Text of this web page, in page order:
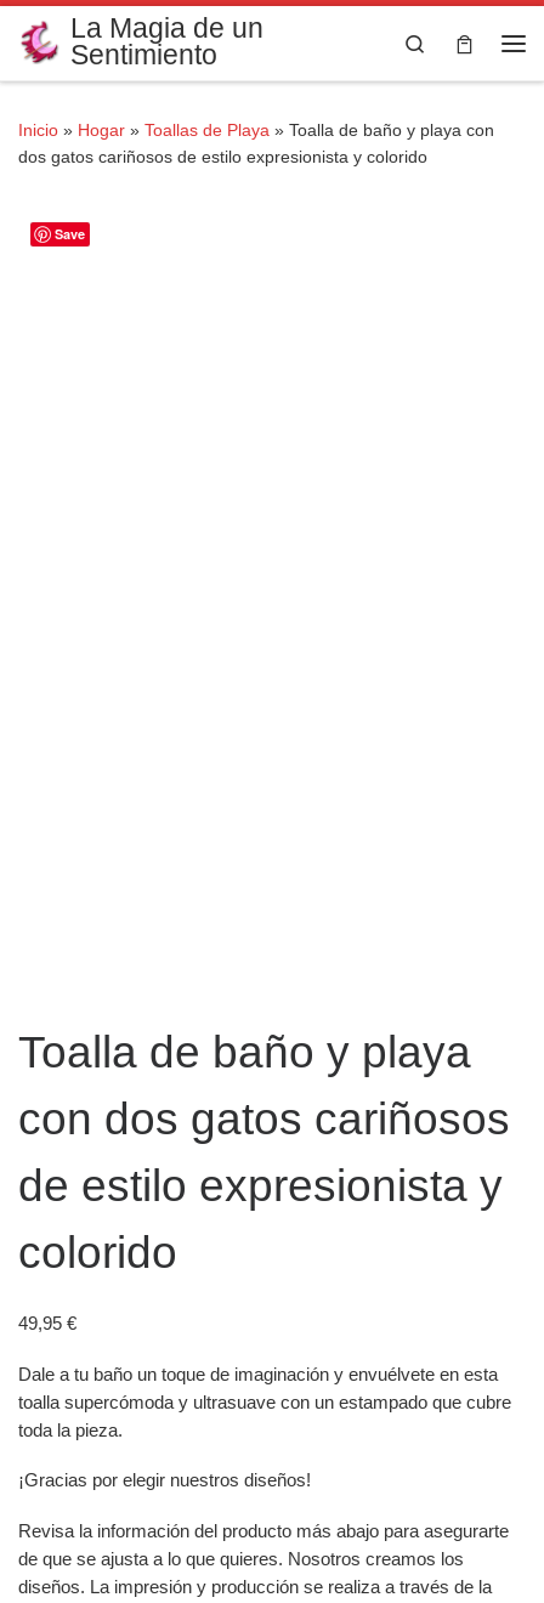
Saltar al contenido
La Magia de un
Sentimiento
Search
Inicio » Hogar » Toallas de Playa » Toalla de baño y playa con
dos gatos cariñosos de estilo expresionista y colorido
Save
Toalla de baño y playa
con dos gatos cariñosos
de estilo expresionista y
colorido
49,95 €
Dale a tu baño un toque de imaginación y envuélvete en esta
toalla supercómoda y ultrasuave con un estampado que cubre
toda la pieza.
¡Gracias por elegir nuestros diseños!
Revisa la información del producto más abajo para asegurarte
de que se ajusta a lo que quieres. Nosotros creamos los
diseños. La impresión y producción se realiza a través de la